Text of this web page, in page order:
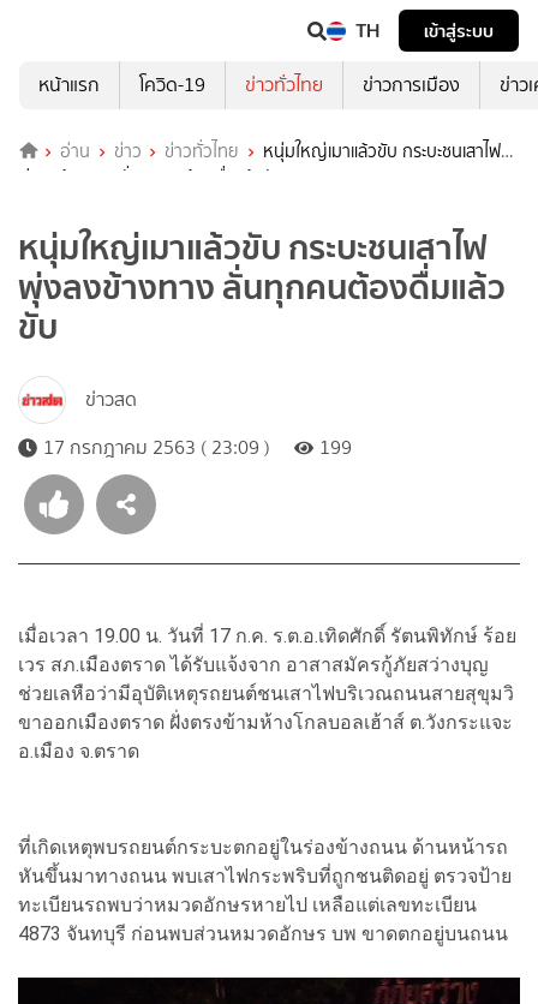
TH
เข้าสู่ระบบ
หน้าแรก
โควิด-19 ข่าวทั่วไทย ข่าวการเมือง ข่าว
อ่าน ข่าว ข่าวทั่วไทย
หนุ่มใหญ่เมาแล้วขับ กระบะชนเสาไฟ
พุ่งลงข้างทาง ลั่นทุกคนต้องดื่มแล้วขับ
หนุ่มใหญ่เมาแล้วขับ กระบะชนเสาไฟ
พุ่งลงข้างทาง ลั่นทุกคนต้องดื่มแล้ว
ขับ
ข่าวสด
17 กรกฎาคม 2563 ( 23:09 )
199
เมื่อเวลา 19.00 น. วันที่ 17 ก.ค. ร.ต.อ.เทิดศักดิ์ รัตนพิทักษ์ ร้อย
เวร สภ.เมืองตราด ได้รับแจ้งจาก อาสาสมัครกู้ภัยสว่างบุญ
ช่วยเลหือว่ามีอุบัติเหตุรถยนต์ชนเสาไฟบริเวณถนนสายสุขุมวิ
ขาออกเมืองตราด ฝั่งตรงข้ามห้างโกลบอลเฮ้าส์ ต.วังกระแจะ
อ.เมือง จ.ตราด
ที่เกิดเหตุพบรถยนต์กระบะตกอยู่ในร่องข้างถนน ด้านหน้ารถ
หันขึ้นมาทางถนน พบเสาไฟกระพริบที่ถูกชนติดอยู่ ตรวจป้าย
ทะเบียนรถพบว่าหมวดอักษรหายไป เหลือแต่เลขทะเบียน
4873 จันทบุรี ก่อนพบส่วนหมวดอักษร บพ ขาดตกอยู่บนถนน